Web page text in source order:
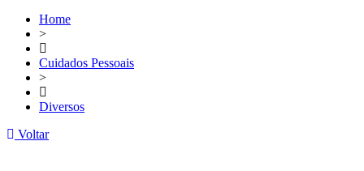
Home
>
Cuidados Pessoais
>
Diversos
Voltar